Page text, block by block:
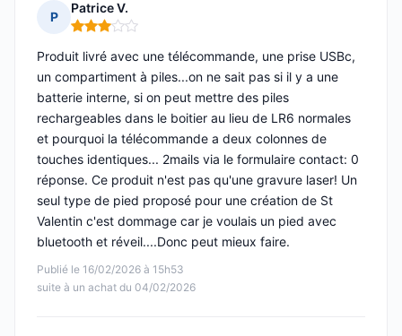
P
Patrice V.
Note : 3 sur 5
Publié le 16/02/2026 à 15h53
suite à un achat du 04/02/2026
Produit livré avec une télécommande, une prise USBc,
un compartiment à piles...on ne sait pas si il y a une
batterie interne, si on peut mettre des piles
rechargeables dans le boitier au lieu de LR6 normales
et pourquoi la télécommande a deux colonnes de
touches identiques... 2mails via le formulaire contact: 0
réponse. Ce produit n'est pas qu'une gravure laser! Un
seul type de pied proposé pour une création de St
Valentin c'est dommage car je voulais un pied avec
bluetooth et réveil....Donc peut mieux faire.